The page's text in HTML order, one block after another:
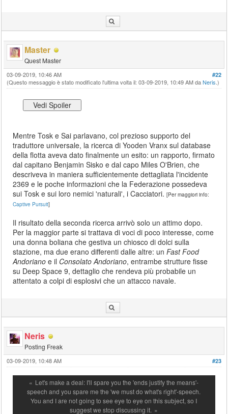
Master
Quest Master
#22
03-09-2019, 10:46 AM
(Questo messaggio è stato modificato l'ultima volta il: 03-09-2019, 10:49 AM daNeris .)
Mentre Tosk e Sai parlavano, col prezioso supporto del
traduttore universale, la ricerca di Yooden Vranx sul database
della flotta aveva dato finalmente un esito: un rapporto, firmato
dal capitano Benjamin Sisko e dal capo Miles O'Brien, che
descriveva in maniera sufficientemente dettagliata l'incidente
2369 e le poche informazioni che la Federazione possedeva
sui Tosk e sui loro nemici 'naturali', i Cacciatori.[Per maggiori info:
Captive Pursuit]
Il risultato della seconda ricerca arrivò solo un attimo dopo.
Per la maggior parte si trattava di voci di poco interesse, come
una donna boliana che gestiva un chiosco di dolci sulla
stazione, ma due erano differenti dalle altre: unFast Food
Andoriano e il Consolato Andoriano, entrambe strutture fisse
su Deep Space 9, dettaglio che rendeva più probabile un
attentato a colpi di esplosivi che un attacco navale.
Neris
Posting Freak
#23
03-09-2019, 10:48 AM
Let's make a deal: I'll spare you the 'ends justify the means'-
speech and you spare me the 'we must do what's right'-speech.
You and I are not going to see eye to eye on this subject, so I
suggest we stop discussing it.